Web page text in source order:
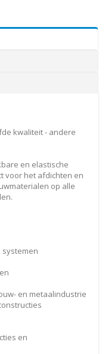
kwaliteit - andere
en elastische
voor het afdichten en
op alle
en metaalindustrie
en